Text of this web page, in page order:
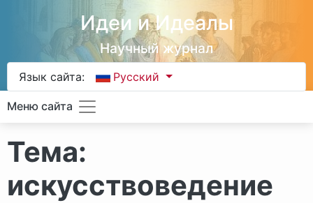
Идеи и Идеалы
Научный журнал
Язык сайта: Русский
Меню сайта
Тема:
искусствоведение